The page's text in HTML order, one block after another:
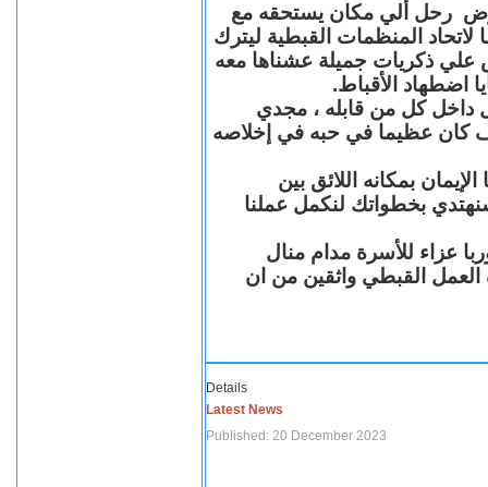
رحل ألي مكان يستحقه مع
المنظمات القبطية ليترك
علي ذكريات جميلة عشناها معه
اضطهاد الأقباط.
داخل كل من قابله ، مجدي
عظيما في حبه في إخلاصه
بمكانه اللائق بين
بخطواتك لنكمل عملنا
عزاء للأسرة مدام منال
العمل القبطي واثقين من ان
Details
Latest News
Published: 20 December 2023